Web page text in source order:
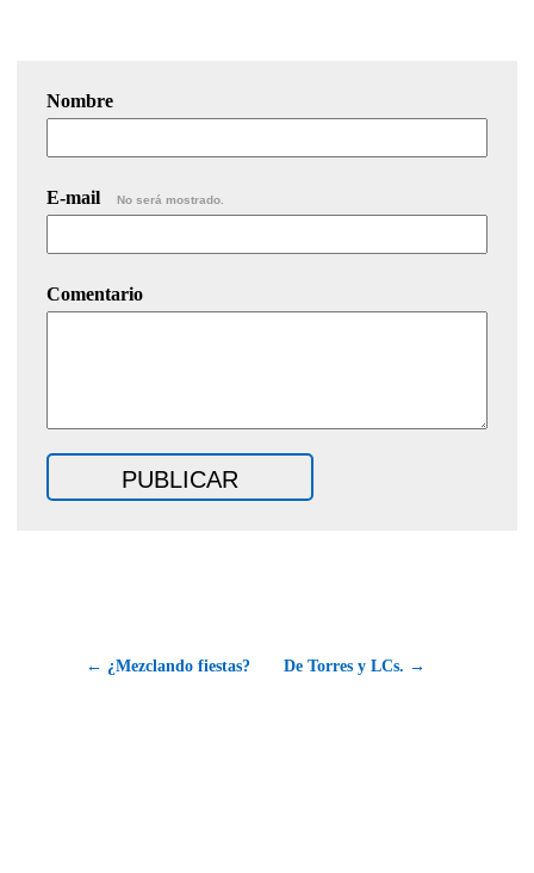
Nombre
E-mail No será mostrado.
Comentario
← ¿Mezclando fiestas? De Torres y LCs. →